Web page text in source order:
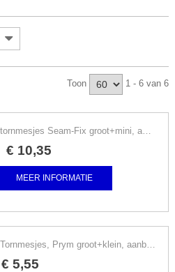
Toon 1 - 6 van 6
SET, 2 tornmesjes Seam-Fix groot+mini, aanbieding
€ 10,35
MEER INFORMATIE
SET, 2 Tornmesjes, Prym groot+klein, aanbieding
€ 5,55